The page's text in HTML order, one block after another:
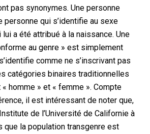
pas synonymes. Une personne
personne qui s’identifie au sexe
a été attribué à la naissance. Une
au genre » est simplement
comme ne s’inscrivant pas
catégories binaires traditionnelles
homme » et « femme ». Compte
il est intéressant de noter que,
de l’Université de Californie à
que la population transgenre est